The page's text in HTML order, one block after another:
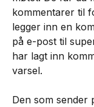
kommentarer til
legger inn en
på e-post til
har lagt inn
varsel.
Den som sender